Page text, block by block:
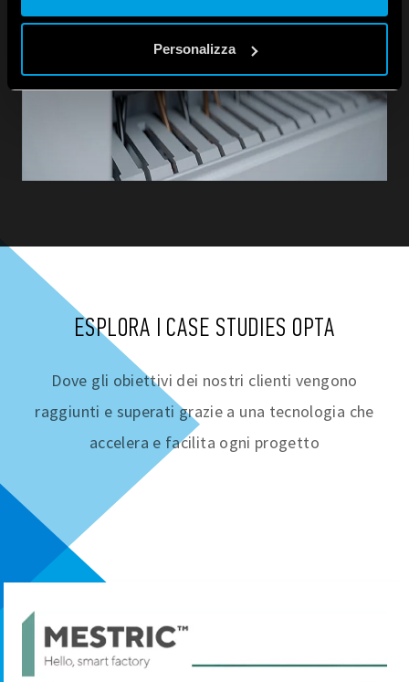
se continua ad utilizzare il nostro sito web.
Personalizza
ESPLORA I CASE STUDIES OPTA
Dove gli obiettivi dei nostri clienti vengono
raggiunti e superati grazie a una tecnologia che
accelera e facilita ogni progetto